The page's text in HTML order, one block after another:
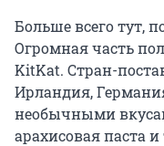
Больше всего тут,
Огромная часть
KitKat. Стран-
Ирландия,
необычными
арахисовая паста